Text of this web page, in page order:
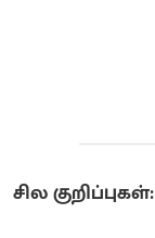
சில குறிப்புகள்: